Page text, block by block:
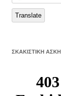
language
to
translate
Translate
ΣΚΑΚΙΣΤΙΚΉ